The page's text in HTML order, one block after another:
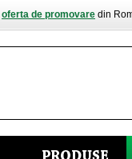
oferta de promovare din